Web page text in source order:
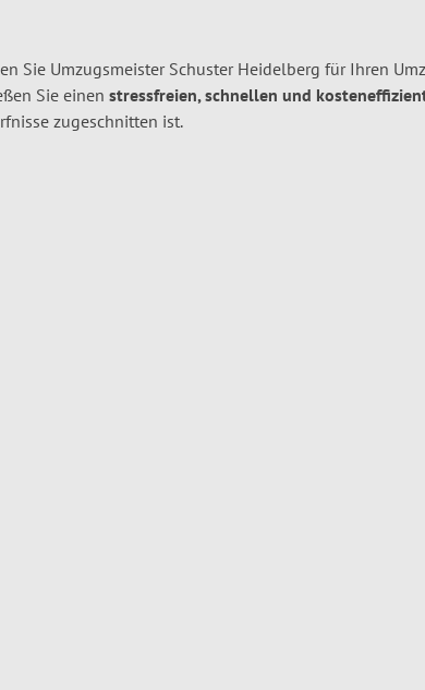
Sie Umzugsmeister Schuster Heidelberg für Ihren
Sie einen stressfreien, schnellen und
zugeschnitten ist.